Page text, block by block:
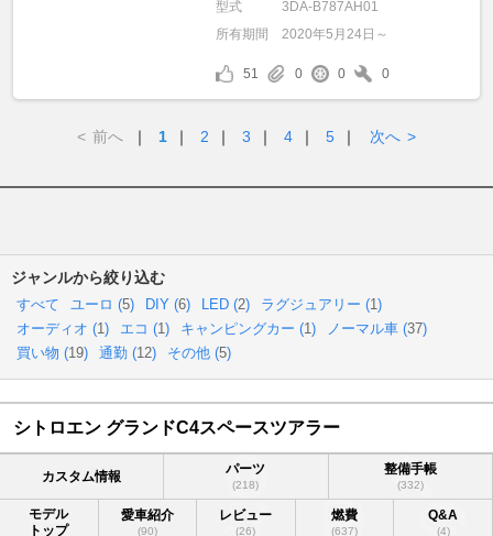
型式
3DA-B787AH01
所有期間
2020年5月24日～
51 0 0 0
< 前へ ｜ 1 ｜ 2 ｜ 3 ｜ 4 ｜ 5 ｜ 次へ >
ジャンルから絞り込む
すべて ユーロ (5) DIY (6) LED (2) ラグジュアリー (1)
オーディオ (1) エコ (1) キャンピングカー (1) ノーマル車 (37)
買い物 (19) 通勤 (12) その他 (5)
シトロエン グランドC4スペースツアラー
カスタム情報 パーツ
(218)
整備手帳
(332)
モデル
トップ
愛車紹介
(90)
レビュー
(26)
燃費
(637)
Q&A
(4)